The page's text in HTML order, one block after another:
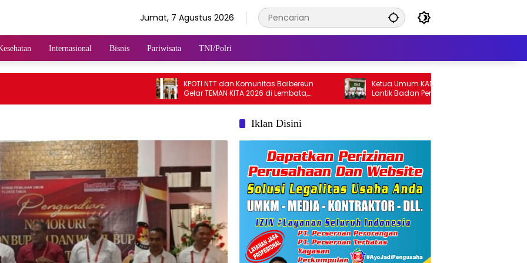
Jumat, 7 Agustus 2026
Internasional Bisnis Pariwisata TNI/Polri
KPOTI NTT dan Komunitas Baibereun
Gelar TEMAN KITA 2026 di Lembata,
Hidupkan Kembali Permainan
Ketua Umum KADIN NTT Bobby Lianto
Lantik Badan Pengurus KADIN Lembata
Iklan Disini